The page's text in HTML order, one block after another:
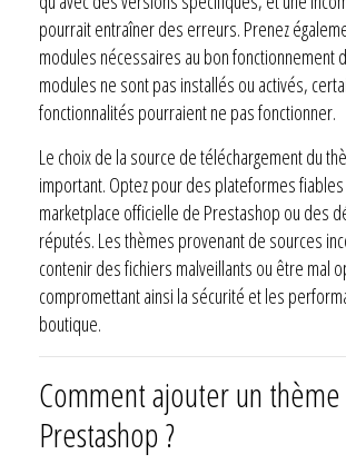
pourrait entraîner des erreurs. Prenez
modules nécessaires au bon fonctionnement
modules ne sont pas installés ou activés,
fonctionnalités pourraient ne pas fonctionner.
Le choix de la source de téléchargement du
important. Optez pour des plateformes
marketplace officielle de Prestashop ou des
réputés. Les thèmes provenant de sources
contenir des fichiers malveillants ou être mal
compromettant ainsi la sécurité et les
boutique.
Comment ajouter un
Prestashop ?